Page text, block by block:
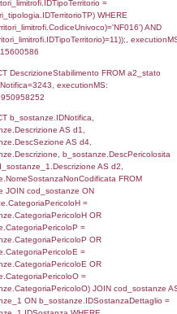
SELECT
FROM
ON